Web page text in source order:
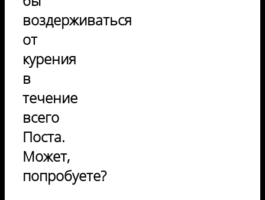
воздерживаться
от
курения
в
течение
всего
Поста.
Может,
попробуете?